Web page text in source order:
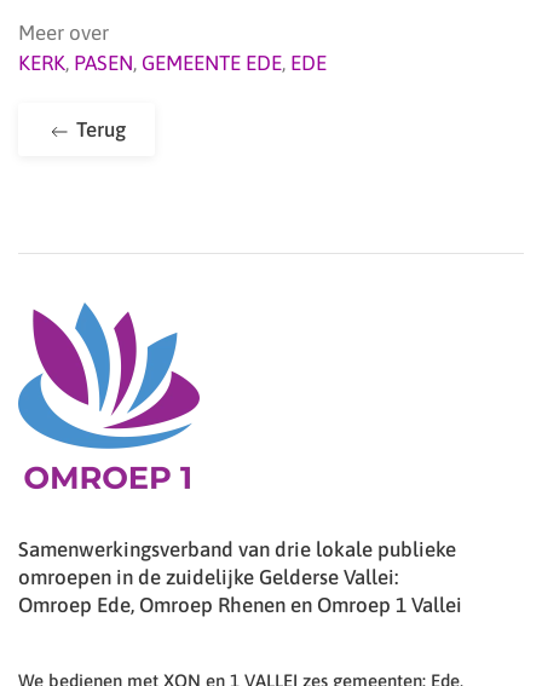
Meer over
KERK, PASEN, GEMEENTE EDE, EDE
Terug
Samenwerkingsverband van drie lokale publieke
omroepen in de zuidelijke Gelderse Vallei:
Omroep Ede, Omroep Rhenen en Omroep 1 Vallei
We bedienen met XON en 1 VALLEI zes gemeenten: Ede,